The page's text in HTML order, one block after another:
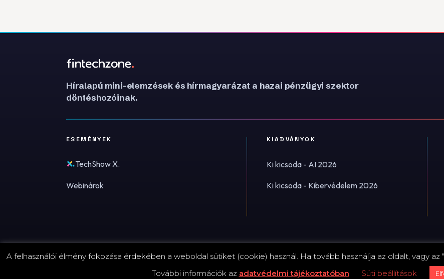
Híralapú mini-elemzések és hírmagyarázat a hazai pénzügyi szektor
döntéshozóinak.
ESEMÉNYEK
TechShow X.
Webinárok
KIADVÁNYOK
Ki kicsoda - AI 2026
Ki kicsoda - Kibervédelem 2026
© 2026 FinTechZone.hu - A FinTech Group Kft.
A felhasználói élmény fokozása érdekében a weboldal sütiket (cookie) használ. Ha tovább használja az oldalt, vagy
További információk az adatvédelmi tájékoztatóban Süti beállítások